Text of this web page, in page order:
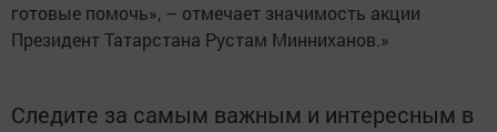
готовые помочь», – отмечает значимость акции
Президент Татарстана Рустам Минниханов.»
Следите за самым важным и интересным в